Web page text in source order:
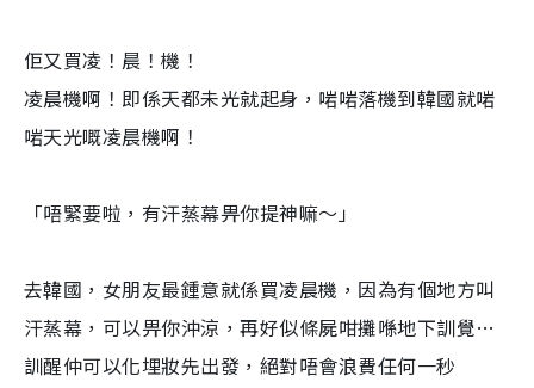
佢又買凌！晨！機！
凌晨機啊！即係天都未光就起身，啱啱落機到韓國就啱
啱天光嘅凌晨機啊！
「唔緊要啦，有汗蒸幕畀你提神嘛～」
去韓國，女朋友最鍾意就係買凌晨機，因為有個地方叫
汗蒸幕，可以畀你沖涼，再好似條屍咁攤喺地下訓覺…
訓醒仲可以化埋妝先出發，絕對唔會浪費任何一秒